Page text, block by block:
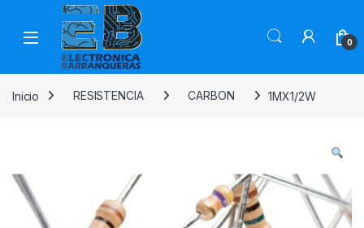
0
Inicio RESISTENCIA CARBON 1MX1/2W